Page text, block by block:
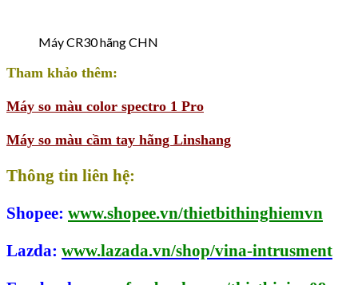
Máy CR30 hãng CHN
Tham khảo thêm:
Máy so màu color spectro 1 Pro
Máy so màu cầm tay hãng Linshang
Thông tin liên hệ:
Shopee: www.shopee.vn/thietbithinghiemvn
Lazda: www.lazada.vn/shop/vina-intrusment